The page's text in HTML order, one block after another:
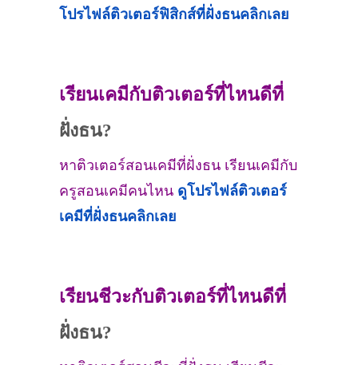
โปรไฟล์ติวเตอร์ฟิสิกส์ที่ฝั่งธนคลิกเลย
เรียนเคมีกับติวเตอร์ที่ไหนดีที่
ฝั่งธน?
หาติวเตอร์สอนเคมีที่ฝั่งธน เรียนเคมีกับ
ครูสอนเคมีคนไหน ดูโปรไฟล์ติวเตอร์
เคมีที่ฝั่งธนคลิกเลย
เรียนชีวะกับติวเตอร์ที่ไหนดีที่
ฝั่งธน?